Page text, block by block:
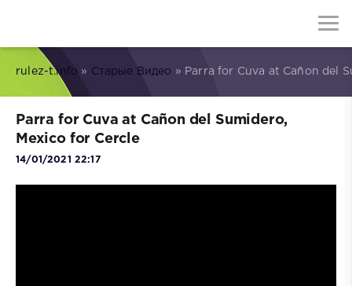
rulez-t.info » Старые Видео » Parra for Cuva at Cañon del
Parra for Cuva at Cañon del Sumidero,
Mexico for Cercle
14/01/2021 22:17